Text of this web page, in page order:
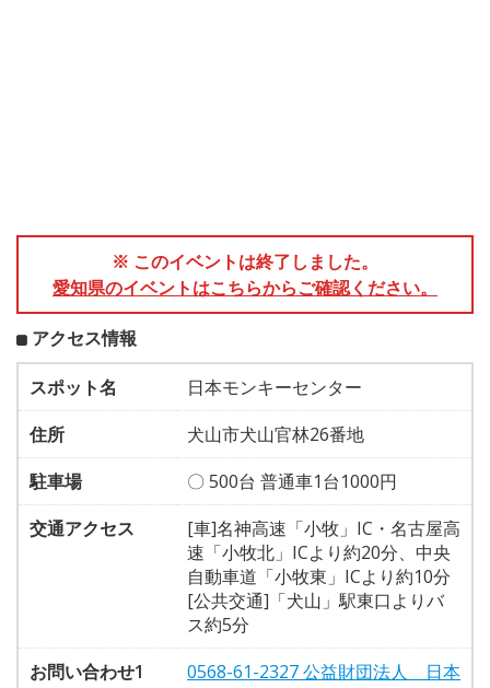
※ このイベントは終了しました。
愛知県のイベントはこちらからご確認ください。
アクセス情報
スポット名
日本モンキーセンター
住所
犬山市犬山官林26番地
駐車場
〇 500台 普通車1台1000円
交通アクセス
[車]名神高速「小牧」IC・名古屋高
速「小牧北」ICより約20分、中央
自動車道「小牧東」ICより約10分
[公共交通]「犬山」駅東口よりバ
ス約5分
お問い合わせ1
0568-61-2327 公益財団法人 日本